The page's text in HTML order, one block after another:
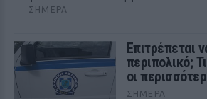
ΣΉΜΕΡΑ
Επιτρέπεται
περιπολικό;
οι
ΣΉΜΕΡΑ